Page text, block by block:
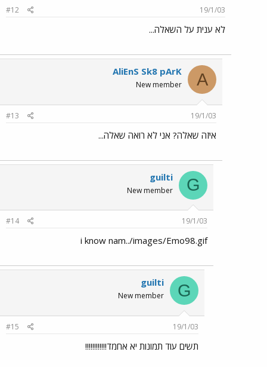
19/1/03
#12
לא ענית על השאלה...
A
AliEnS Sk8 pArK
New member
19/1/03
#13
איזה שאלה? אני לא רואה שאלה...
G
guilti
New member
19/1/03
#14
i know nam../images/Emo98.gif
G
guilti
New member
19/1/03
#15
תשים עוד תמונות יא אחמד!!!!!!!!!!!!